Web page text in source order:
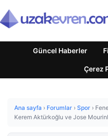
Güncel Haberler
Çerez
Ana sayfa › Forumlar › Spor ›
Kerem Aktürkoğlu ve Jose